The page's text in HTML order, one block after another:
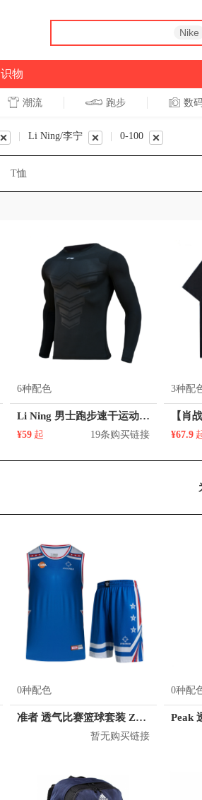
Nike
识物
潮流 跑步 数
Li Ning/李宁 0-100
T恤
6种配色
Li Ning 男士跑步速干运动长袖紧身衣 AUDR023
¥59 起 19条购买链接
3种配
¥67.9
0种配色
准者 透气比赛篮球套装 Z118210177
暂无购买链接
0种配